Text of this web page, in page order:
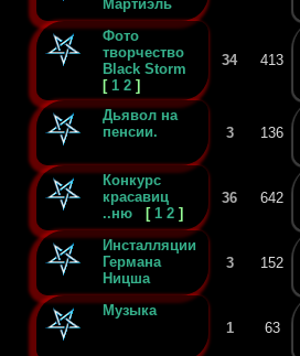
Мартиэль
Фото
творчество
Black Storm
[ 1 2 ]
34 413
Дьявол на
пенсии.
3 136
Конкурс
красавиц
..ню
[ 1 2 ]
36 642
Инсталляции
Германа
Ницша
3 152
Музыка
1
63